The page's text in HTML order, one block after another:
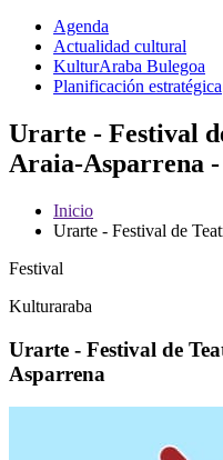
Agenda
Actualidad cultural
KulturAraba Bulegoa
Planificación estratégica
Urarte - Festival
Araia-Asparrena
Inicio
Urarte - Festival de
Festival
Kulturaraba
Urarte - Festival de
Asparrena